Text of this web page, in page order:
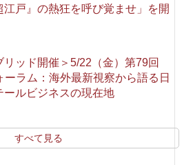
江戸』の熱狂を呼び覚ませ」を開
リッド開催＞5/22（金）第79回
ーラム：海外最新視察から語る日
ールビジネスの現在地
すべて見る